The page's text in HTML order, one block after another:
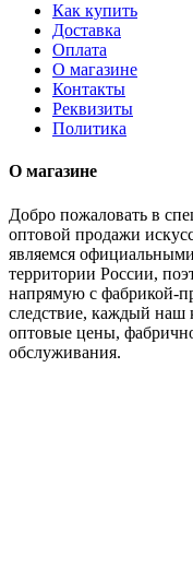
Как купить
Доставка
Оплата
О магазине
Контакты
Реквизиты
Политика
О магазине
Добро пожаловать в
оптовой продажи
являемся
территории России,
напрямую с фабрикой-
следствие, каждый наш
оптовые цены,
обслуживания.